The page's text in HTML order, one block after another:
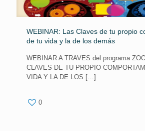
WEBINAR: Las Claves de tu propio
de tu vida y la de los demás
WEBINAR A TRAVES del programa
CLAVES DE TU PROPIO
VIDA Y LA DE LOS […]
0